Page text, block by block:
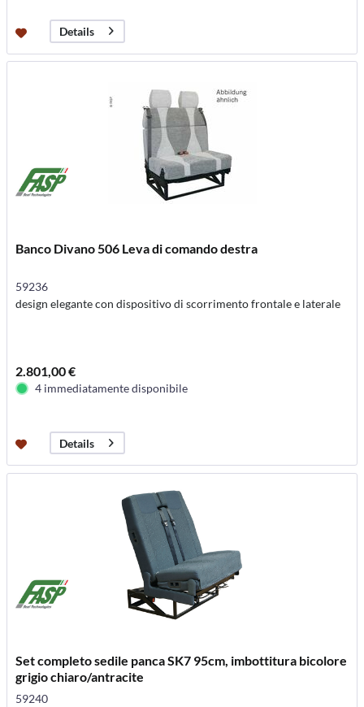
Details
Banco Divano 506 Leva di comando destra
59236
design elegante con dispositivo di scorrimento frontale e laterale
2.801,00 €
4 immediatamente disponibile
Details
Set completo sedile panca SK7 95cm, imbottitura bicolore
grigio chiaro/antracite
59240